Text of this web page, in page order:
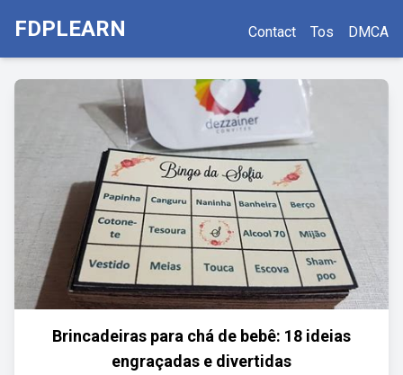
FDPLEARN Contact Tos DMCA
Brincadeiras para chá de bebê: 18 ideias
engraçadas e divertidas